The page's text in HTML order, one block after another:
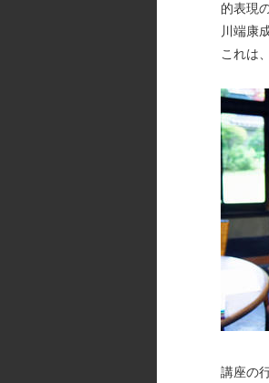
的表現
川端康
これは
講座の